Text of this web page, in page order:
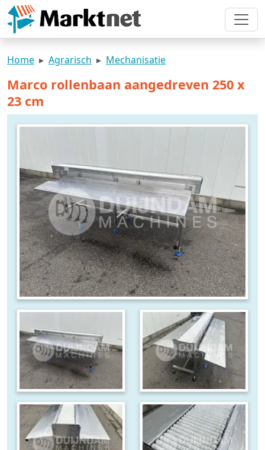
Home Agrarisch Mechanisatie
Marco rollenbaan aangedreven 250 x
23 cm